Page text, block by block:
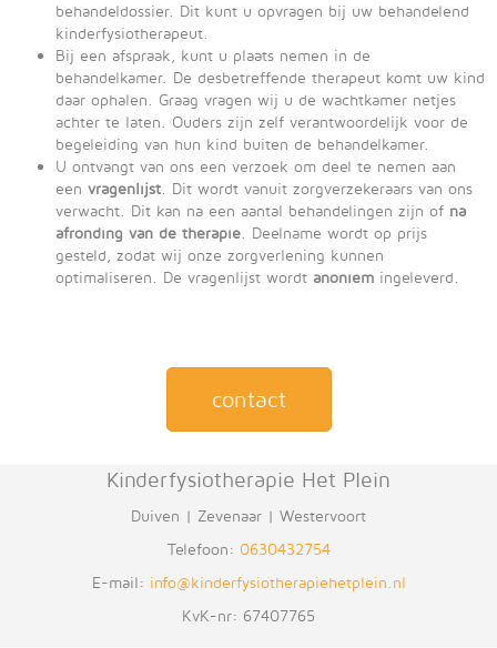
behandeldossier. Dit kunt u opvragen bij uw behandelend
kinderfysiotherapeut.
Bij een afspraak, kunt u plaats nemen in de
behandelkamer. De desbetreffende therapeut komt uw kind
daar ophalen. Graag vragen wij u de wachtkamer netjes
achter te laten. Ouders zijn zelf verantwoordelijk voor de
begeleiding van hun kind buiten de behandelkamer.
U ontvangt van ons een verzoek om deel te nemen aan
een vragenlijst . Dit wordt vanuit zorgverzekeraars van ons
verwacht. Dit kan na een aantal behandelingen zijn of na
afronding van de therapie . Deelname wordt op prijs
gesteld, zodat wij onze zorgverlening kunnen
optimaliseren. De vragenlijst wordt anoniem ingeleverd.
contact
Kinderfysiotherapie Het Plein
Duiven | Zevenaar | Westervoort
Telefoon: 0630432754
E-mail: info@kinderfysiotherapiehetplein.nl
KvK-nr: 67407765